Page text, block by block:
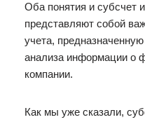
Оба понятия и субсчет
представляют собой
учета,
анализа информации о
компании.
Как мы уже сказали,